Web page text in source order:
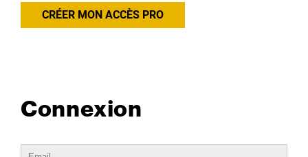
CRÉER MON ACCÈS PRO
Connexion